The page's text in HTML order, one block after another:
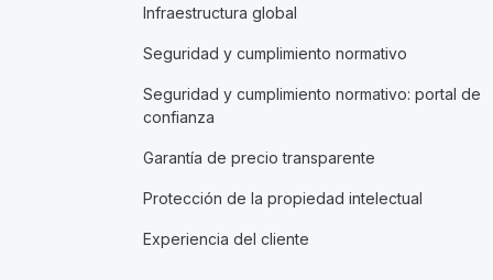
Infraestructura global
Seguridad y cumplimiento normativo
Seguridad y cumplimiento normativo: portal de
confianza
Garantía de precio transparente
Protección de la propiedad intelectual
Experiencia del cliente